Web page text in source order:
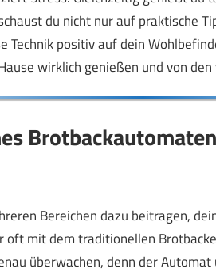
du nicht nur auf praktische
Technik positiv auf dein
wirklich genießen und von
Bereichen dazu beitragen,
oft mit dem traditionellen
überwachen, denn der